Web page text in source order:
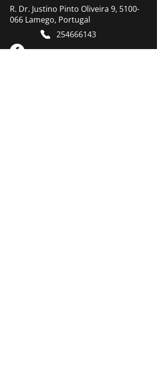
R. Dr. Justino Pinto Oliveira 9, 5100-
066 Lamego, Portugal
254666143